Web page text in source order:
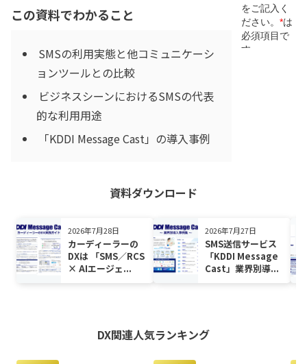
この資料でわかること
SMSの利用実態と他コミュニケーシ
ョンツールとの比較
ビジネスシーンにおけるSMSの代表
的な利用用途
「KDDI Message Cast」の導入事例
資料ダウンロード
2026年7月28日
カーディーラーの
DXは 「SMS／RCS
× AIエージェ...
2026年7月27日
SMS送信サービス
「KDDI Message
Cast」業界別導...
DX関連人気ランキング